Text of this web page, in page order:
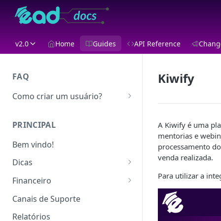
v2.0 Home Guides API Reference
FAQ
Como criar um usuário?
aula?
Como criar um produto e
oferta?
Como cadastro um recebedor?
PRINCIPAL
Bem vindo!
Dicas
Conheça o EAD Player
aluno
O que é o Ícone de Ajuda?
Ativando o dark mode nas
Financeiro
Taxas
Comparativo de taxas
Canais de Suporte
Relatórios
Kiwify
A Kiwify é uma
mentorias e
processamento
venda realizada.
Para utilizar a